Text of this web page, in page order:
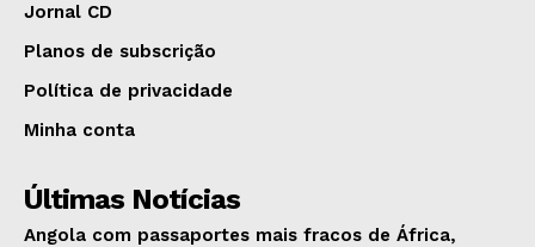
Jornal CD
Planos de subscrição
Política de privacidade
Minha conta
Últimas Notícias
Angola com passaportes mais fracos de África,